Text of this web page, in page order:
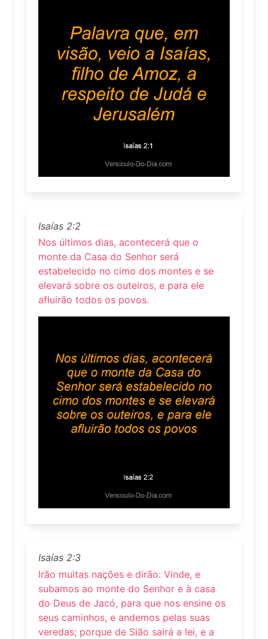
Isaías 2:2
Nos últimos dias, acontecerá que o
monte da Casa do Senhor será
estabelecido no cimo dos montes e se
elevará sobre os outeiros, e para ele
afluirão todos os povos.
Isaías 2:3
Irão muitas nações e dirão: Vinde, e
subamos ao monte do Senhor e à casa
do Deus de Jacó, para que nos ensine os
seus caminhos, e andemos pelas suas
veredas; porque de Sião sairá a lei, e a